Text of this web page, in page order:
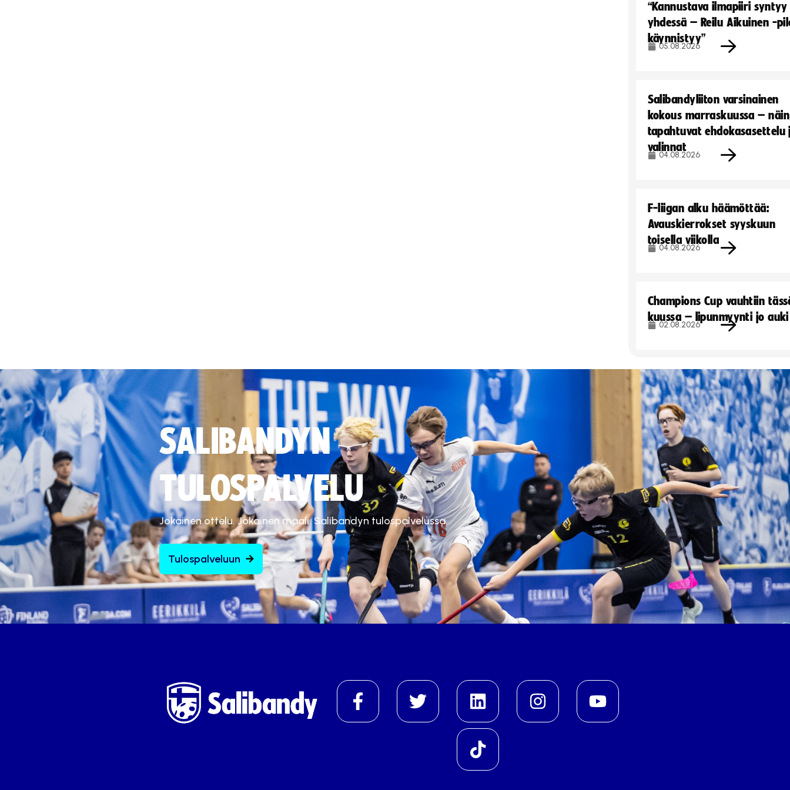
“Kannustava ilmapiiri syntyy
yhdessä – Reilu Aikuinen -
käynnistyy”
05.08.2026
Salibandyliiton varsinainen
kokous marraskuussa – näin
tapahtuvat ehdokasasettelu
valinnat
04.08.2026
F-liigan alku häämöttää:
Avauskierrokset syyskuun
toisella viikolla
04.08.2026
Champions Cup vauhtiin
kuussa – lipunmyynti jo auki
02.08.2026
SALIBANDYN
TULOSPALVELU
Jokainen ottelu. Jokainen maali. Salibandyn tulospalvelussa.
Tulospalveluun